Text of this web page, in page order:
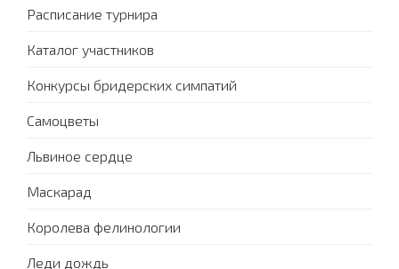
Расписание турнира
Каталог участников
Конкурсы бридерских симпатий
Самоцветы
Львиное сердце
Маскарад
Королева фелинологии
Леди дождь